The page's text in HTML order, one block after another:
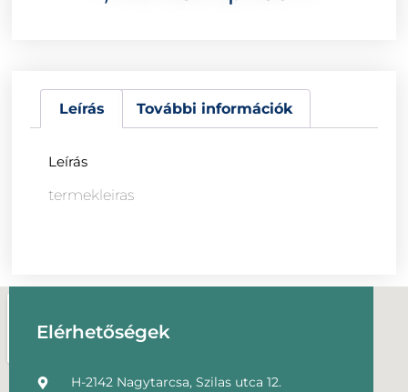
Leírás További információk
Leírás
termekleiras
Elérhetőségek
H-2142 Nagytarcsa, Szilas utca 12.